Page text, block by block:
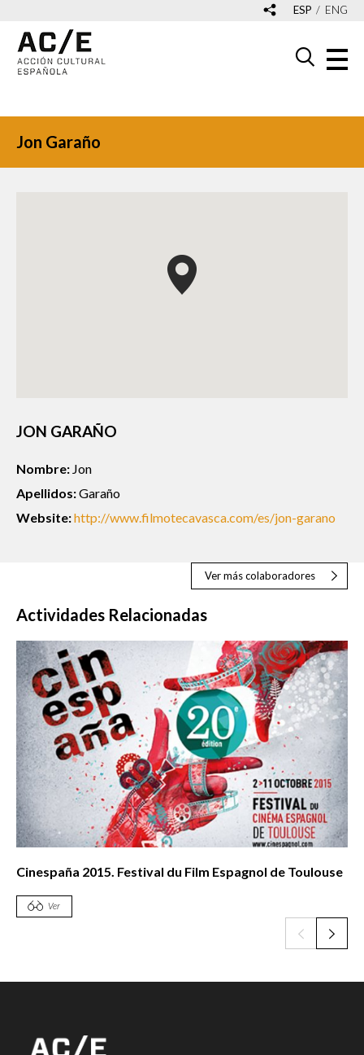
ESP ENG
Jon Garaño
JON GARAÑO
Nombre: Jon
Apellidos:Garaño
Website:http://www.filmotecavasca.com/es/jon-garano
Ver más colaboradores
Actividades Relacionadas
Cinespaña 2015. Festival du Film Espagnol de Toulouse
Ver